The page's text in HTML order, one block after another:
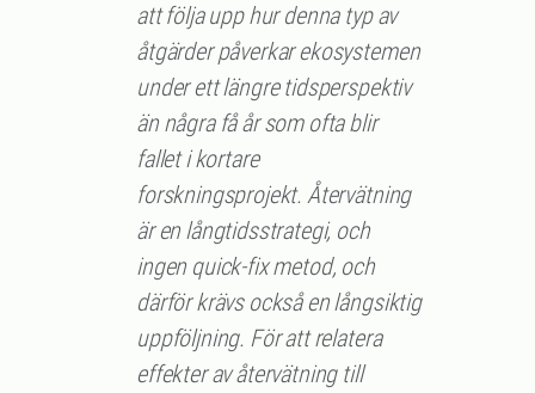
att följa upp hur denna typ av
åtgärder påverkar ekosystemen
under ett längre tidsperspektiv
än några få år som ofta blir
fallet i kortare
forskningsprojekt. Återvätning
är en långtidsstrategi, och
ingen quick-fix metod, och
därför krävs också en långsiktig
uppföljning. För att relatera
effekter av återvätning till